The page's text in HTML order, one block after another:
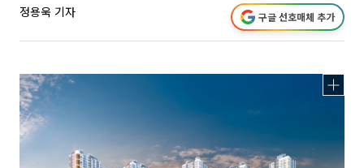
정용욱 기자 구글 선호매체 추가